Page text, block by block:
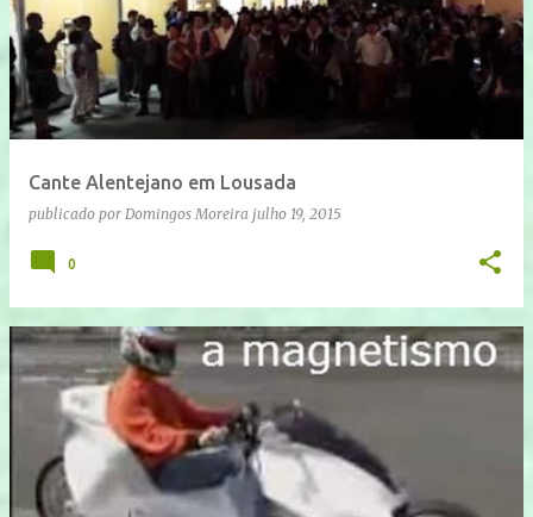
Cante Alentejano em Lousada
publicado por Domingos Moreira julho 19, 2015
0